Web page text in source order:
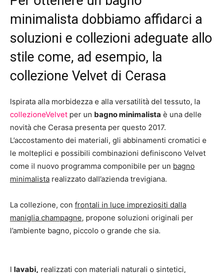
minimalista dobbiamo affidarci a
soluzioni e collezioni adeguate allo
stile come, ad esempio, la
collezione Velvet di Cerasa
Ispirata alla morbidezza e alla versatilità del tessuto, la
collezioneVelvet per un bagno minimalista è una delle
novità che Cerasa presenta per questo 2017.
L’accostamento dei materiali, gli abbinamenti cromatici e
le molteplici e possibili combinazioni definiscono Velvet
come il nuovo programma componibile per un bagno
minimalista realizzato dall’azienda trevigiana.
La collezione, con frontali in luce impreziositi dalla
maniglia champagne, propone soluzioni originali per
l’ambiente bagno, piccolo o grande che sia.
I lavabi, realizzati con materiali naturali o sintetici,